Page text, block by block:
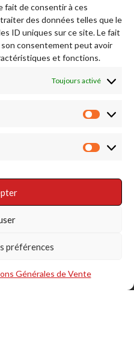
fait de consentir à ces
des données telles que le
ID uniques sur ce site. Le fait
consentement peut avoir
et fonctions.
Toujours activé
préférences
Générales de Vente
nous sur Instagram